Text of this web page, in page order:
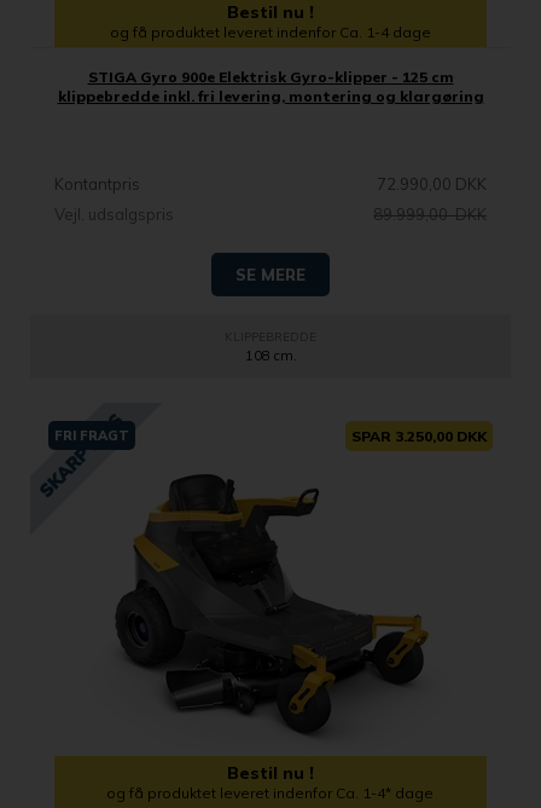
Bestil nu !
og få produktet leveret indenfor Ca. 1-4 dage
STIGA Gyro 900e Elektrisk Gyro-klipper - 125 cm
klippebredde inkl. fri levering, montering og klargøring
Kontantpris
72.990,00 DKK
Vejl. udsalgspris
89.999,00 DKK
SE MERE
108 cm.
FRI FRAGT SPAR 3.250,00 DKK
Bestil nu !
og få produktet leveret indenfor Ca. 1-4* dage